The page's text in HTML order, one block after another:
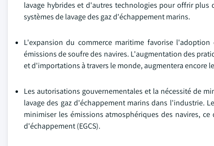
lavage hybrides et d'autres technologies pour offrir
systèmes de lavage des gaz d'échappement marins.
L'expansion du commerce maritime favorise
émissions de soufre des navires. L'augmentation des
et d'importations à travers le monde, augmentera encore
Les autorisations gouvernementales et la nécessité de
lavage des gaz d'échappement marins dans l'industrie.
minimiser les émissions atmosphériques des navires,
d'échappement (EGCS).